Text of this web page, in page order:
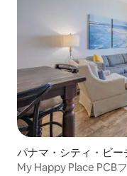
パナマ・シティ・ビ
My Happy Place PCB